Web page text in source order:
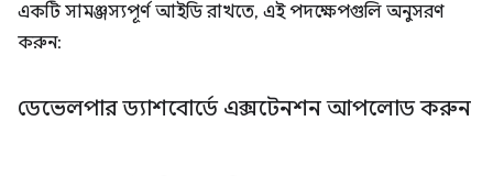
একটি সামঞ্জস্যপূর্ণ আইডি রাখতে, এই পদক্ষেপগুলি অনুসরণ
করুন:
ডেভেলপার ড্যাশবোর্ডে এক্সটেনশন আপলোড করুন